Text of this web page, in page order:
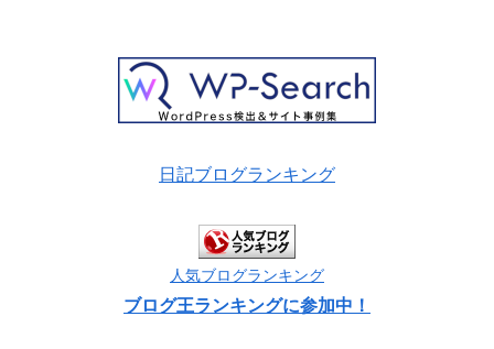
日記ブログランキング
人気ブログランキング
ブログ王ランキングに参加中！